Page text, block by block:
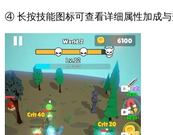
④ 长按技能图标可查看详细属性加成